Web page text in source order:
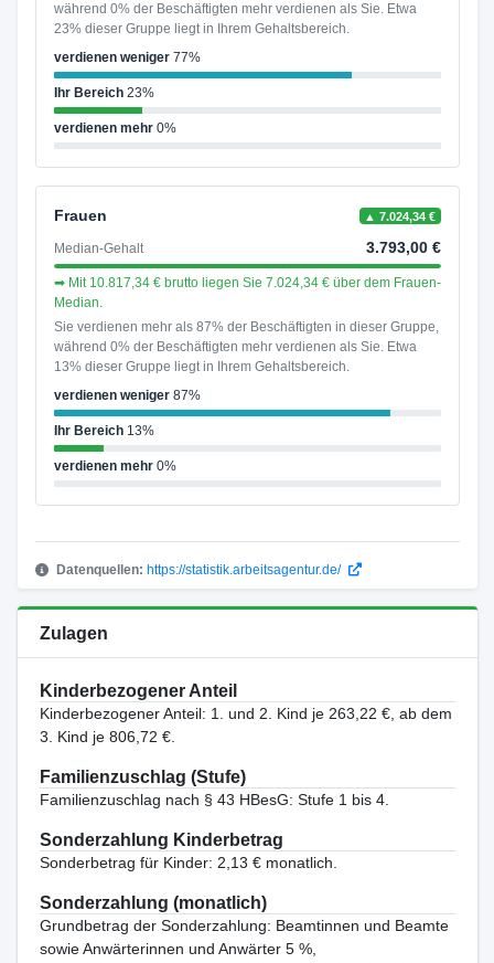
während 0% der Beschäftigten mehr verdienen als Sie. Etwa
23% dieser Gruppe liegt in Ihrem Gehaltsbereich.
verdienen weniger77%
Ihr Bereich23%
verdienen mehr0%
Frauen ▲ 7.024,34 €
Median-Gehalt 3.793,00 €
➡ Mit 10.817,34 € brutto liegen Sie 7.024,34 € über dem Frauen-
Median.
Sie verdienen mehr als 87% der Beschäftigten in dieser Gruppe,
während 0% der Beschäftigten mehr verdienen als Sie. Etwa
13% dieser Gruppe liegt in Ihrem Gehaltsbereich.
verdienen weniger87%
Ihr Bereich13%
verdienen mehr0%
Datenquellen: https://statistik.arbeitsagentur.de/
Zulagen
Kinderbezogener Anteil
Kinderbezogener Anteil: 1. und 2. Kind je 263,22 €, ab dem
3. Kind je 806,72 €.
Familienzuschlag (Stufe)
Familienzuschlag nach § 43 HBesG: Stufe 1 bis 4.
Sonderzahlung Kinderbetrag
Sonderbetrag für Kinder: 2,13 € monatlich.
Sonderzahlung (monatlich)
Grundbetrag der Sonderzahlung: Beamtinnen und Beamte
sowie Anwärterinnen und Anwärter 5 %,